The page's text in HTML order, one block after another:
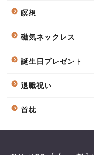
瞑想
磁気ネックレス
誕生日プレゼント
退職祝い
首枕